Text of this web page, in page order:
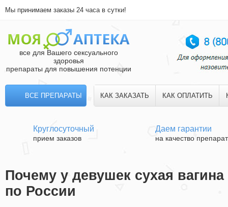
Мы принимаем заказы 24 часа в сутки!
все для Вашего сексуального
здоровья
препараты для повышения потенции
ВСЕ ПРЕПАРАТЫ КАК ЗАКАЗАТЬ КАК ОПЛАТИТЬ
Круглосуточный
прием заказов
Даем гарантии
на качество
Почему у девушек сухая
по России